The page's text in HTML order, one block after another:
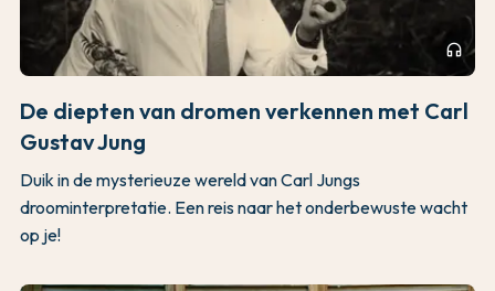
headphones
De diepten van dromen verkennen met Carl
Gustav Jung
Duik in de mysterieuze wereld van Carl Jungs
droominterpretatie. Een reis naar het onderbewuste wacht
op je!